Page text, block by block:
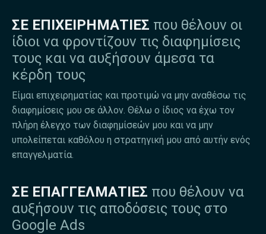
ΣΕ ΕΠΙΧΕΙΡΗΜΑΤΙΕΣ που θέλουν οι
ίδιοι να φροντίζουν τις διαφημίσεις
τους και να αυξήσουν άμεσα τα
κέρδη τους
Είμαι επιχειρηματίας και προτιμώ να μην αναθέσω τις
διαφημίσεις μου σε άλλον. Θέλω ο ίδιος να έχω τον
πλήρη έλεγχο των διαφημίσεών μου και να μην
υπολείπεται καθόλου η στρατηγική μου από αυτήν ενός
επαγγελματία.​
ΣΕ ΕΠΑΓΓΕΛΜΑΤΙΕΣ που θέλουν να
αυξήσουν τις αποδόσεις τους στο
Google Ads